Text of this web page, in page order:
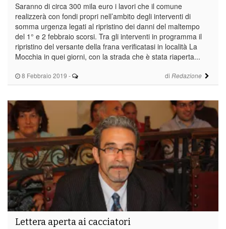
8 Febbraio 2019 - di Redazione
Saranno di circa 300 mila euro i lavori che il comune
realizzerà con fondi propri nell’ambito degli interventi di
somma urgenza legati al ripristino dei danni del maltempo
del 1° e 2 febbraio scorsi. Tra gli interventi in programma il
ripristino del versante della frana verificatasi in località La
Mocchia in quei giorni, con la strada che è stata riaperta...
Lettera aperta ai cacciatori